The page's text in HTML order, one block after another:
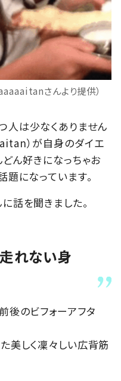
さんより提供）
人は少なくありません
）が自身のダイエ
どん好きになっちゃお
題になっています。
話を聞きました。
れない身
後のビフォーアフタ
美しく凜々しい広背筋